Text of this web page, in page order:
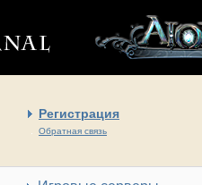
Регистрация
Обратная связь